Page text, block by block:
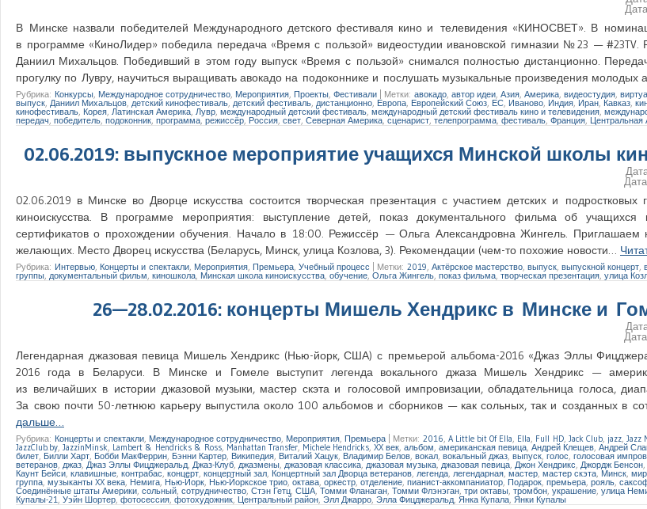
В Минске назвали победителей Международного детского фестиваля кино и телевидения «КИНОСВЕТ». В
в программе «КиноЛидер» победила передача «Время с пользой» видеостудии ивановской гимназии № 23 —
Даниил Михальцов. Победивший в этом году выпуск «Время с пользой» снимался полностью дистанционно.
прогулку по Лувру, научиться выращивать авокадо на подоконнике и послушать музыкальные произведения
Рубрика: Конкурсы Международное сотрудничество Мероприятия Проекты Фестивали Метки: авокадо автор идеи Азия Америка видеостудия
выпуск Даниил Михальцов детский кинофестиваль , детский фестиваль дистанционно Европа Европейский Союз ЕС Иваново Индия,Иран , Кавказ,
кинофестиваль Корея Латинская Америка Лувр международный детский фестиваль международный детский фестиваль кино и телевидения
передач победитель подоконник программа,режиссёр Россия свет Северная Америка сценарист телепрограмма фестиваль Франция Центральная
02.06.2019: выпускное мероприятие учащихся Минской школы
02.06.2019 в Минске во Дворце искусства состоится творческая презентация с участием детских и
киноискусства. В программе мероприятия: выступление детей, показ документального фильма об учащихся
сертификатов о прохождении обучения. Начало в 18:00. Режиссёр — Ольга Александровна Жингель. Приглашаем
желающих. Место Дворец искусства (Беларусь, Минск, улица Козлова, 3). Рекомендации (чем-то похожие новости…
Рубрика: Интервью Концерты и спектакли Мероприятия Премьера Учебный процесс Метки: 2019 Актёрское мастерство выпуск выпускной концерт
группы документальный фильм киношкола Минская школа киноискусства обучение Ольга Жингель показ фильма ,творческая презентация улица
26—28.02.2016: концерты Мишель Хендрикс в Минске и
Легендарная джазовая певица Мишель Хендрикс (Нью-йорк, США) с премьерой альбома-2016 «Джаз Эллы
2016 года в Беларуси. В Минске и Гомеле выступит легенда вокального джаза Мишель Хендрикс —
из величайших в истории джазовой музыки, мастер скэта и голосовой импровизации, обладательница голоса,
За свою почти 50-летнюю карьеру выпустила около 100 альбомов и сборников — как сольных, так и созданных в
дальше…
Рубрика: Концерты и спектакли Международное сотрудничество Мероприятия Премьера Метки: 2016 A Little bit Of Ella Ella Full HD Jack Club jazz Jazz
JazzClub.by JazzinMinsk Lambert & Hendricks & Ross Manhattan Transfer, Michele Hendricks XX век альбом американская певица ,Андрей Клещев Андрей
билет Билли Харт Бобби МакФеррин Бэнни Картер Википедия Виталий Хацук Владимир Белов вокал вокальный джаз выпуск,голос голосовая
ветеранов джаз, Джаз Эллы Фицджеральд Джаз-Клуб джазмены джазовая классика, джазовая музыка, джазовая певица Джон Хендрикс Джордж Бенсон
Каунт Бейси, клавишные контрабас ,концерт концертный зал Концертный зал Дворца ветеранов, легенда легендарная, мастер мастер скэта, Минск
группа музыканты XX века Немига , Нью-Йорк Нью-Йоркское трио ,октава оркестр отделение пианист-аккомпаниатор, Подарок премьера рояль
Соединённые штаты Америки сольный сотрудничество Стэн Гетц США ,Томми Фланаган Томми Флэнэган три октавы тромбон ,украшение улица
Купалы-21 Уэйн Шортер ,фотосессия фотохудожник Центральный район Элл Джарро Элла Фицджеральд Янка Купала Янки Купалы